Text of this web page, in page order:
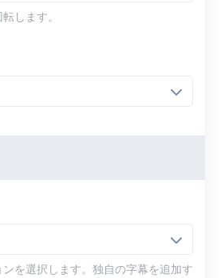
します。
を選択します。独自の字幕を追加す